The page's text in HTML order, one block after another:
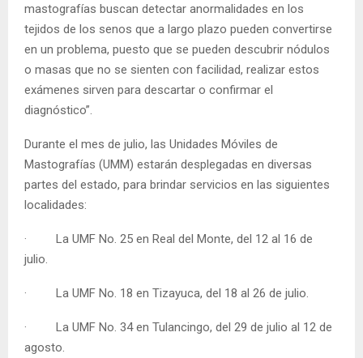
mastografías buscan detectar anormalidades en los
tejidos de los senos que a largo plazo pueden convertirse
en un problema, puesto que se pueden descubrir nódulos
o masas que no se sienten con facilidad, realizar estos
exámenes sirven para descartar o confirmar el
diagnóstico”.
Durante el mes de julio, las Unidades Móviles de
Mastografías (UMM) estarán desplegadas en diversas
partes del estado, para brindar servicios en las siguientes
localidades:
· La UMF No. 25 en Real del Monte, del 12 al 16 de
julio.
· La UMF No. 18 en Tizayuca, del 18 al 26 de julio.
· La UMF No. 34 en Tulancingo, del 29 de julio al 12 de
agosto.